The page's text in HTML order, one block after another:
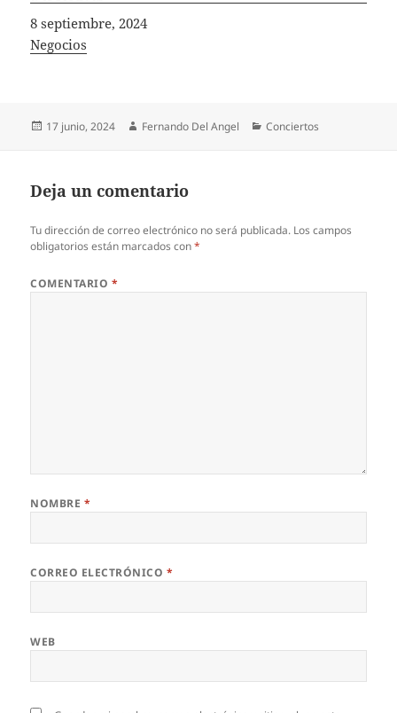
Fecha
8 septiembre, 2024
In relation to
Negocios
Publicado
17 junio, 2024 Autor
Fernando Del Angel Categorías
Conciertos
Deja un comentario
Tu dirección de correo electrónico no será publicada. Los campos
obligatorios están marcados con*
COMENTARIO *
NOMBRE *
CORREO ELECTRÓNICO *
WEB